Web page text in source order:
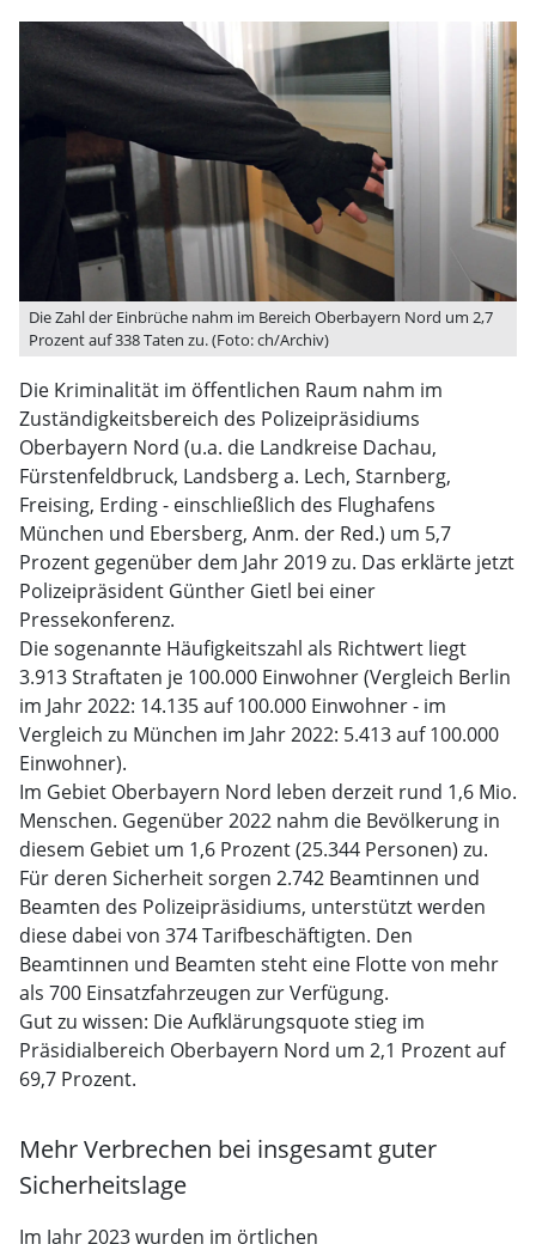
Die Zahl der Einbrüche nahm im Bereich Oberbayern Nord um 2,7
Prozent auf 338 Taten zu. (Foto: ch/Archiv)
Die Kriminalität im öffentlichen Raum nahm im
Zuständigkeitsbereich des Polizeipräsidiums
Oberbayern Nord (u.a. die Landkreise Dachau,
Fürstenfeldbruck, Landsberg a. Lech, Starnberg,
Freising, Erding - einschließlich des Flughafens
München und Ebersberg, Anm. der Red.) um 5,7
Prozent gegenüber dem Jahr 2019 zu. Das erklärte jetzt
Polizeipräsident Günther Gietl bei einer
Pressekonferenz.
Die sogenannte Häufigkeitszahl als Richtwert liegt
3.913 Straftaten je 100.000 Einwohner (Vergleich Berlin
im Jahr 2022: 14.135 auf 100.000 Einwohner - im
Vergleich zu München im Jahr 2022: 5.413 auf 100.000
Einwohner).
Im Gebiet Oberbayern Nord leben derzeit rund 1,6 Mio.
Menschen. Gegenüber 2022 nahm die Bevölkerung in
diesem Gebiet um 1,6 Prozent (25.344 Personen) zu.
Für deren Sicherheit sorgen 2.742 Beamtinnen und
Beamten des Polizeipräsidiums, unterstützt werden
diese dabei von 374 Tarifbeschäftigten. Den
Beamtinnen und Beamten steht eine Flotte von mehr
als 700 Einsatzfahrzeugen zur Verfügung.
Gut zu wissen: Die Aufklärungsquote stieg im
Präsidialbereich Oberbayern Nord um 2,1 Prozent auf
69,7 Prozent.
Mehr Verbrechen bei insgesamt guter
Sicherheitslage
Im Jahr 2023 wurden im örtlichen